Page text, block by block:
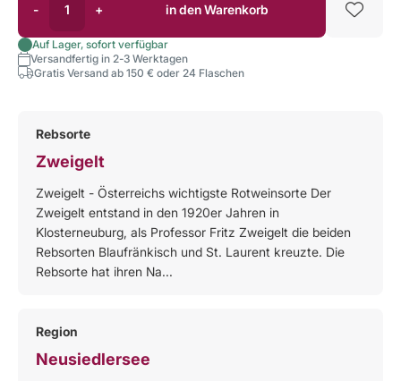
- + in den Warenkorb
Auf Lager, sofort verfügbar
Versandfertig in 2-3 Werktagen
Gratis Versand ab 150 € oder 24 Flaschen
Rebsorte
Zweigelt
Zweigelt - Österreichs wichtigste Rotweinsorte Der
Zweigelt entstand in den 1920er Jahren in
Klosterneuburg, als Professor Fritz Zweigelt die beiden
Rebsorten Blaufränkisch und St. Laurent kreuzte. Die
Rebsorte hat ihren Na...
Region
Neusiedlersee